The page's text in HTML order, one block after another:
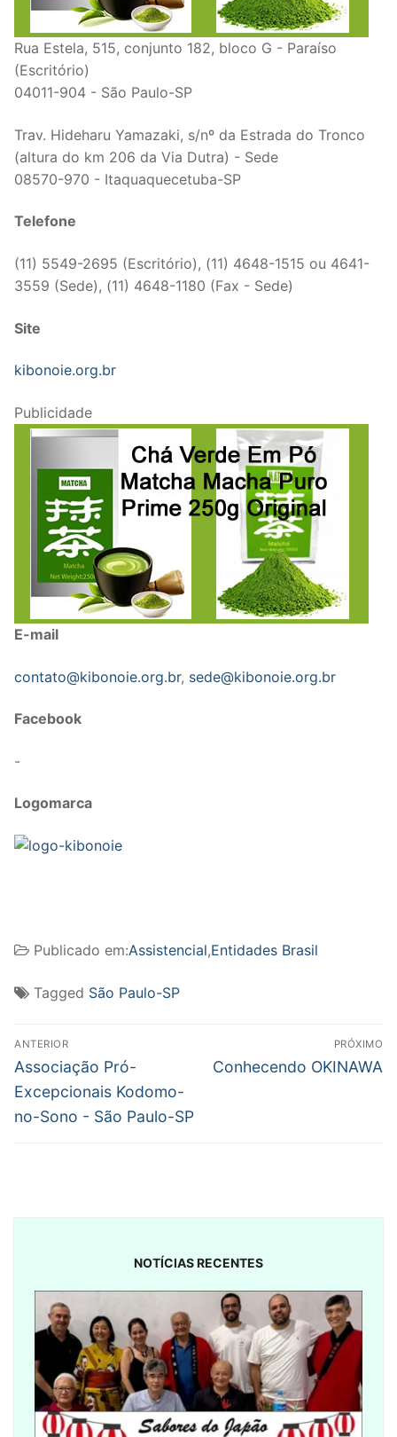
Rua Estela, 515, conjunto 182, bloco G - Paraíso
(Escritório)
04011-904 - São Paulo-SP
Trav. Hideharu Yamazaki, s/nº da Estrada do Tronco
(altura do km 206 da Via Dutra) - Sede
08570-970 - Itaquaquecetuba-SP
Telefone
(11) 5549-2695 (Escritório), (11) 4648-1515 ou 4641-
3559 (Sede), (11) 4648-1180 (Fax - Sede)
Site
kibonoie.org.br
Publicidade
E-mail
contato@kibonoie.org.br, sede@kibonoie.org.br
Facebook
-
Logomarca
Publicado em:Assistencial,Entidades Brasil
Tagged São Paulo-SP
Navegação
de
Post
ANTERIOR
Post
anterior:
Associação Pró-
Excepcionais Kodomo-
no-Sono - São Paulo-SP
PRÓXIMO
Próximo
Conhecendo OKINAWA
NOTÍCIAS RECENTES